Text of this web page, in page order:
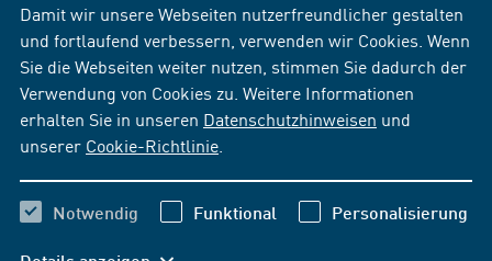
Damit wir unsere Webseiten nutzerfreundlicher gestalten
und fortlaufend verbessern, verwenden wir Cookies. Wenn
Sie die Webseiten weiter nutzen, stimmen Sie dadurch der
Verwendung von Cookies zu. Weitere Informationen
erhalten Sie in unseren Datenschutzhinweisen und
unserer Cookie-Richtlinie
Notwendig Funktional Personalisierung